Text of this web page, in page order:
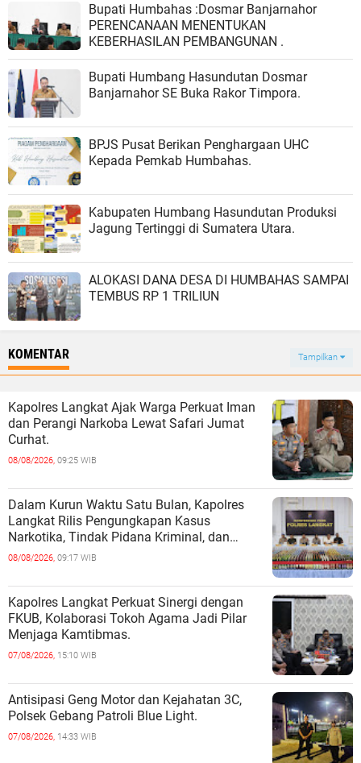
Bupati Humbahas :Dosmar Banjarnahor
PERENCANAAN MENENTUKAN
KEBERHASILAN PEMBANGUNAN .
Bupati Humbang Hasundutan Dosmar
Banjarnahor SE Buka Rakor Timpora.
BPJS Pusat Berikan Penghargaan UHC
Kepada Pemkab Humbahas.
Kabupaten Humbang Hasundutan Produksi
Jagung Tertinggi di Sumatera Utara.
ALOKASI DANA DESA DI HUMBAHAS SAMPAI
TEMBUS RP 1 TRILIUN
KOMENTAR Tampilkan
Kapolres Langkat Ajak Warga Perkuat Iman
dan Perangi Narkoba Lewat Safari Jumat
Curhat.
08/08/2026, 09:25 WIB
Dalam Kurun Waktu Satu Bulan, Kapolres
Langkat Rilis Pengungkapan Kasus
Narkotika, Tindak Pidana Kriminal, dan
Kekerasan Seksual terhadap Anak.
08/08/2026, 09:17 WIB
Kapolres Langkat Perkuat Sinergi dengan
FKUB, Kolaborasi Tokoh Agama Jadi Pilar
Menjaga Kamtibmas.
07/08/2026, 15:10 WIB
Antisipasi Geng Motor dan Kejahatan 3C,
Polsek Gebang Patroli Blue Light.
07/08/2026, 14:33 WIB